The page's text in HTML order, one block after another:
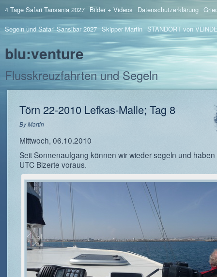
4 Tage Safari Tansania 2027 Bilder + Videos Datenschutzerklärung
Segeln und Safari Sansibar 2027 Skipper Martin STANDORT von
blu:venture
Flusskreuzfahrten und Segeln
Törn 22-2010 Lefkas-Malle; Tag 8
ByMartin
Mittwoch, 06.10.2010
Seit Sonnenaufgang können wir wieder segeln und
UTC Bizerte voraus.